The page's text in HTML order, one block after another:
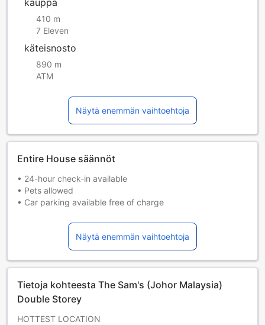
kauppa
410 m
7 Eleven
käteisnosto
890 m
ATM
Näytä enemmän vaihtoehtoja
Entire House säännöt
• 24-hour check-in available
• Pets allowed
• Car parking available free of charge
when you are not using them.
• Lock the door and close the windows when leaving the
• Be careful when using cooking appliances, heaters, or
• Treat the property like your own home.
• Additional charges may apply for any loss or damages.
Näytä enemmän vaihtoehtoja
Tietoja kohteesta The Sam's (Johor Malaysia)
Double Storey
HOTTEST LOCATION